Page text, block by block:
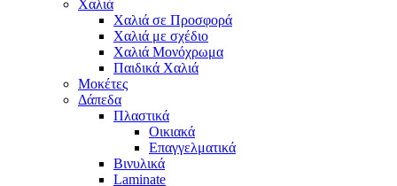
Χαλιά
Χαλιά σε Προσφορά
Χαλιά με σχέδιο
Χαλιά Μονόχρωμα
Παιδικά Χαλιά
Μοκέτες
Δάπεδα
Πλαστικά
Οικιακά
Επαγγελματικά
Βινυλικά
Laminate